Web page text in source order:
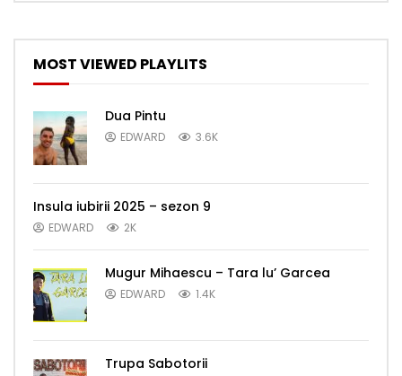
MOST VIEWED PLAYLITS
Dua Pintu
EDWARD 3.6K
Insula iubirii 2025 – sezon 9
EDWARD 2K
Mugur Mihaescu – Tara lu’ Garcea
EDWARD 1.4K
Trupa Sabotorii